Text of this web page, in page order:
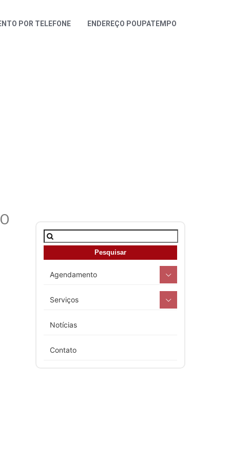
POR TELEFONE ENDEREÇO POUPATEMPO
Agendamento
Serviços
Notícias
Contato